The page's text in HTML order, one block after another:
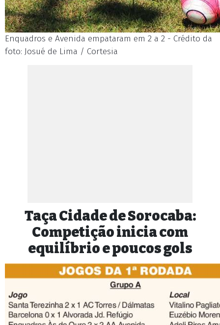
Enquadros e Avenida empataram em 2 a 2 - Crédito da
foto: Josué de Lima / Cortesia
Taça Cidade de Sorocaba:
Competição inicia com
equilíbrio e poucos gols